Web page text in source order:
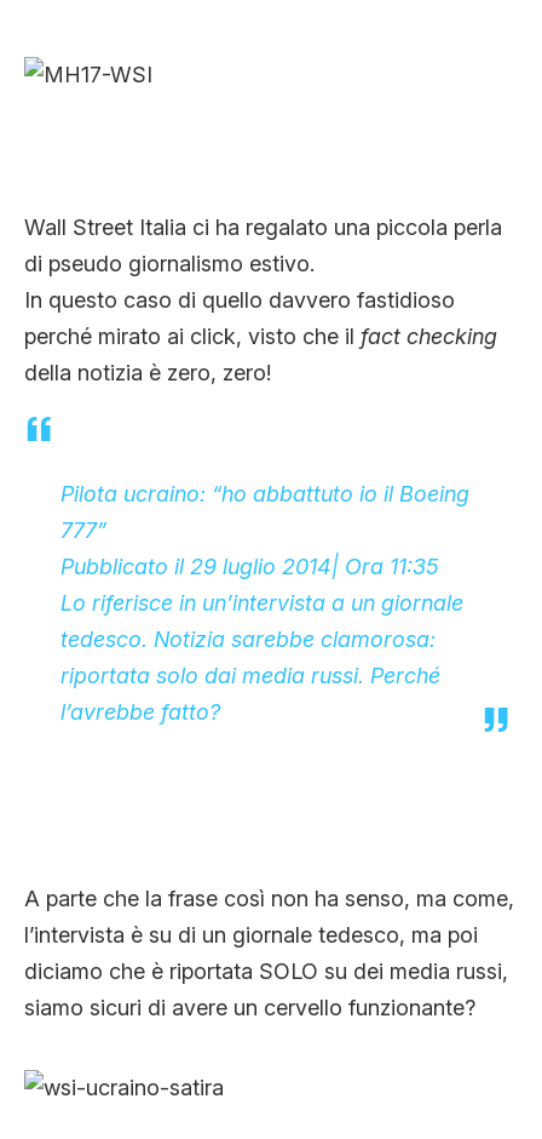
Wall Street Italia ci ha regalato una piccola perla
di pseudo giornalismo estivo.
In questo caso di quello davvero fastidioso
perché mirato ai click, visto che il fact checking
della notizia è zero, zero!
Pilota ucraino: “ho abbattuto io il Boeing
777”
Pubblicato il 29 luglio 2014| Ora 11:35
Lo riferisce in un’intervista a un giornale
tedesco. Notizia sarebbe clamorosa:
riportata solo dai media russi. Perché
l’avrebbe fatto?
A parte che la frase così non ha senso, ma come,
l’intervista è su di un giornale tedesco, ma poi
diciamo che è riportata SOLO su dei media russi,
siamo sicuri di avere un cervello funzionante?